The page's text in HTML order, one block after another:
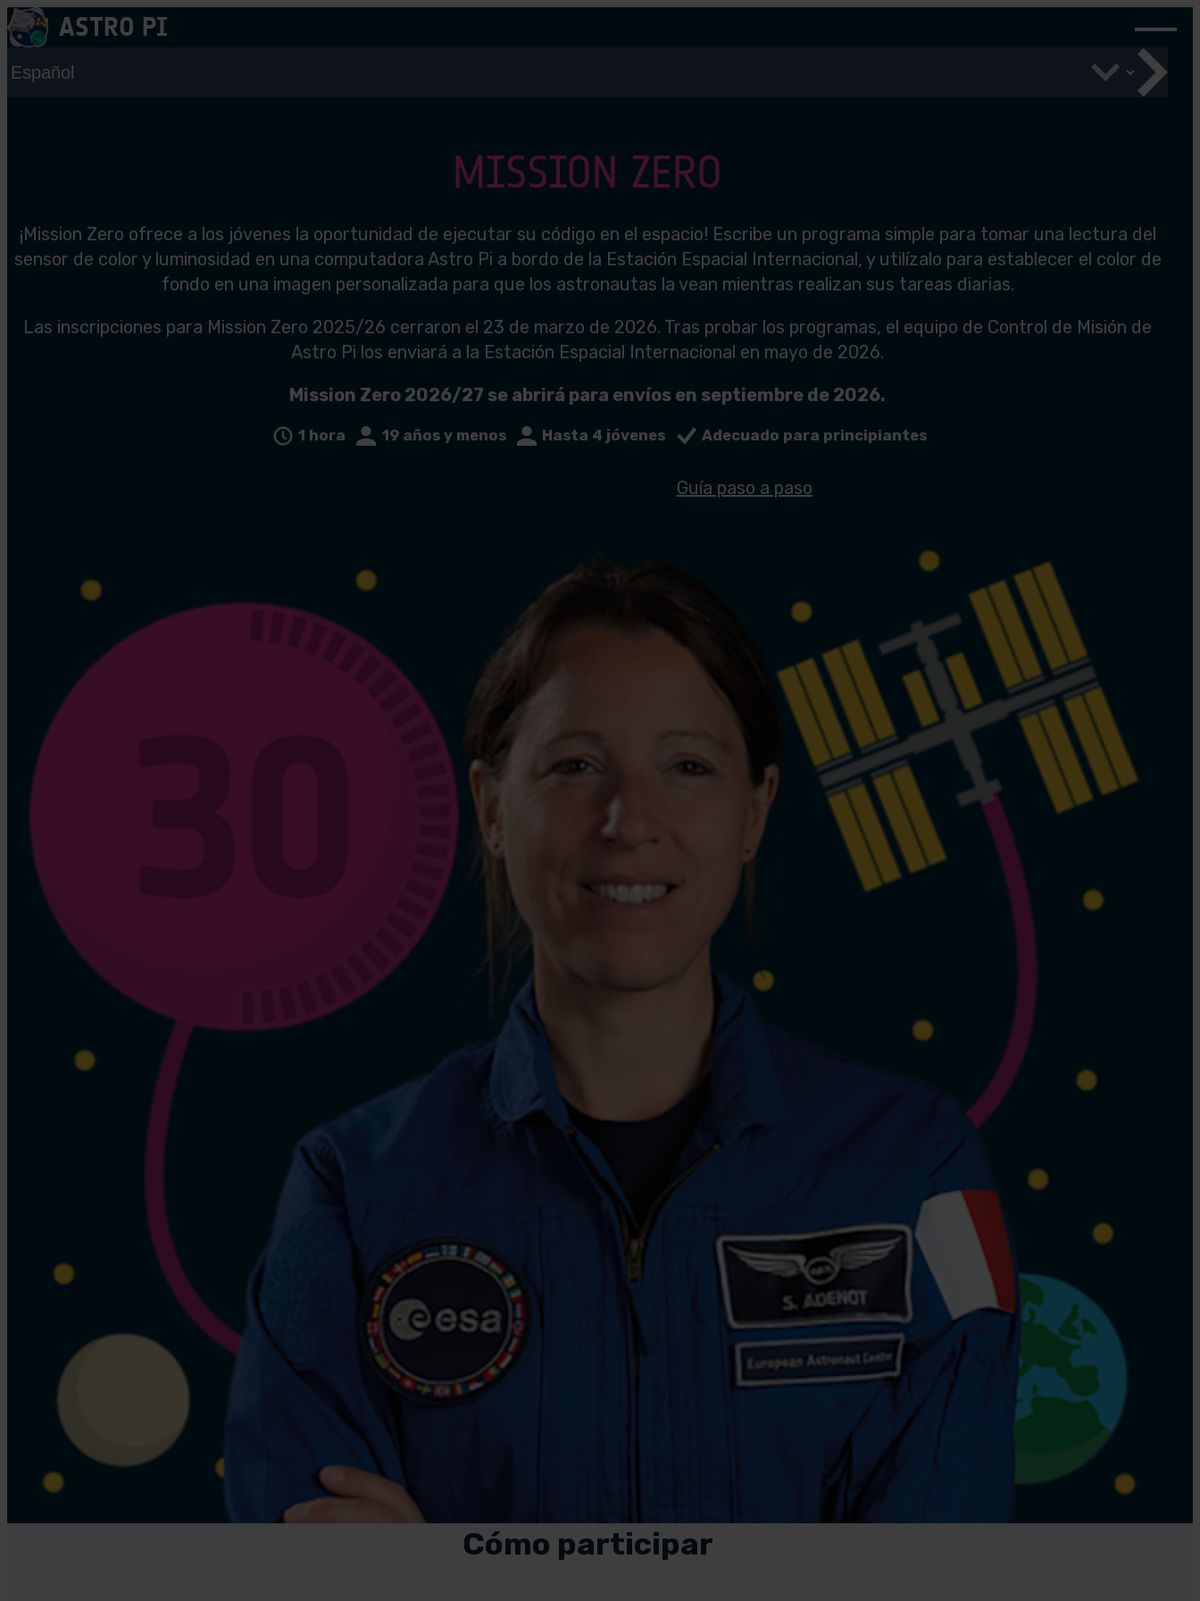
Ir
al
contenido
ASTRO PI
MISSION ZERO
¡Mission Zero ofrece a los jóvenes la oportunidad de ejecutar su código en el espacio! Escribe un programa simple para tomar una lectura del
sensor de color y luminosidad en una computadora Astro Pi a bordo de la Estación Espacial Internacional, y utilízalo para establecer el color de
fondo en una imagen personalizada para que los astronautas la vean mientras realizan sus tareas diarias.
Las inscripciones para Mission Zero 2025/26 cerraron el 23 de marzo de 2026. Tras probar los programas, el equipo de Control de Misión de
Astro Pi los enviará a la Estación Espacial Internacional en mayo de 2026.
Mission Zero 2026/27 se abrirá para envíos en septiembre de 2026.
1 hora 19 años y menos Hasta 4 jóvenes Adecuado para principiantes
Guía paso a paso
Cómo participar